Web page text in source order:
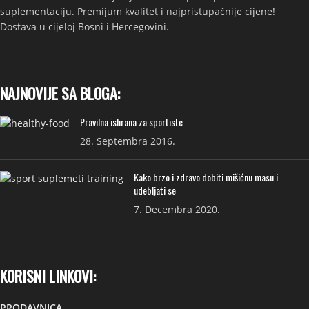
suplementaciju. Premijum kvalitet i najpristupačnije cijene!
Dostava u cijeloj Bosni i Hercegovini.
NAJNOVIJE SA BLOGA:
Pravilna ishrana za sportiste
28. Septembra 2016.
Kako brzo i zdravo dobiti mišićnu masu i
udebljati se
7. Decembra 2020.
KORISNI LINKOVI: